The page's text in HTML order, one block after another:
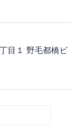
目１ 野毛都橋ビ